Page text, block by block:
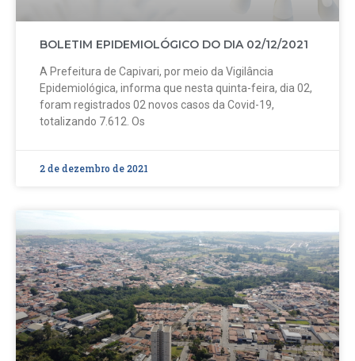
BOLETIM EPIDEMIOLÓGICO DO DIA 02/12/2021
A Prefeitura de Capivari, por meio da Vigilância
Epidemiológica, informa que nesta quinta-feira, dia 02,
foram registrados 02 novos casos da Covid-19,
totalizando 7.612. Os
2 de dezembro de 2021